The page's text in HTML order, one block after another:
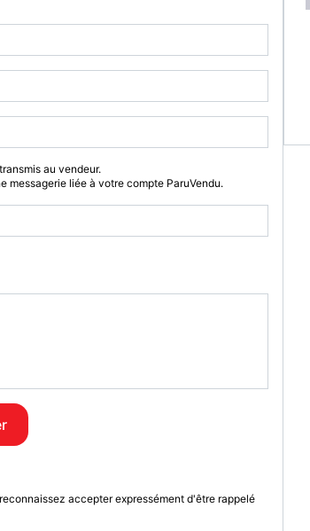
au vendeur.
messagerie liée à votre compte ParuVendu.
accepter expressément d'être rappelé